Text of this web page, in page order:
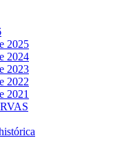
2025
2024
2023
2022
2021